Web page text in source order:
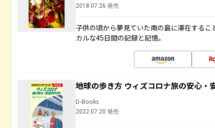
2018.07.26 発売
子供の頃から夢見ていた南の島に滞在する
カルな45日間の記録と記憶。
地球の歩き方 ウィズコロナ旅の安心・
D-Books
2022.07.20 発売